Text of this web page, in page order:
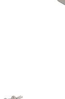
Рассрочка и